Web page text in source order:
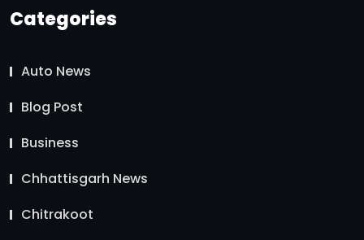
Categories
Auto News
Blog Post
Business
Chhattisgarh News
Chitrakoot